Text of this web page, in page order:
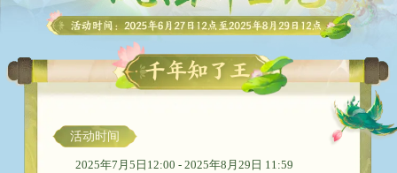
千年知了王
活动时间
2025年7月5日12:00 - 2025年8月29日 11:59